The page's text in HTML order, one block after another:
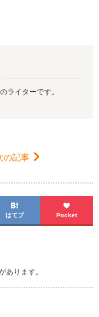
ライターです。
の記事 

はてブ

Pocket
あります。